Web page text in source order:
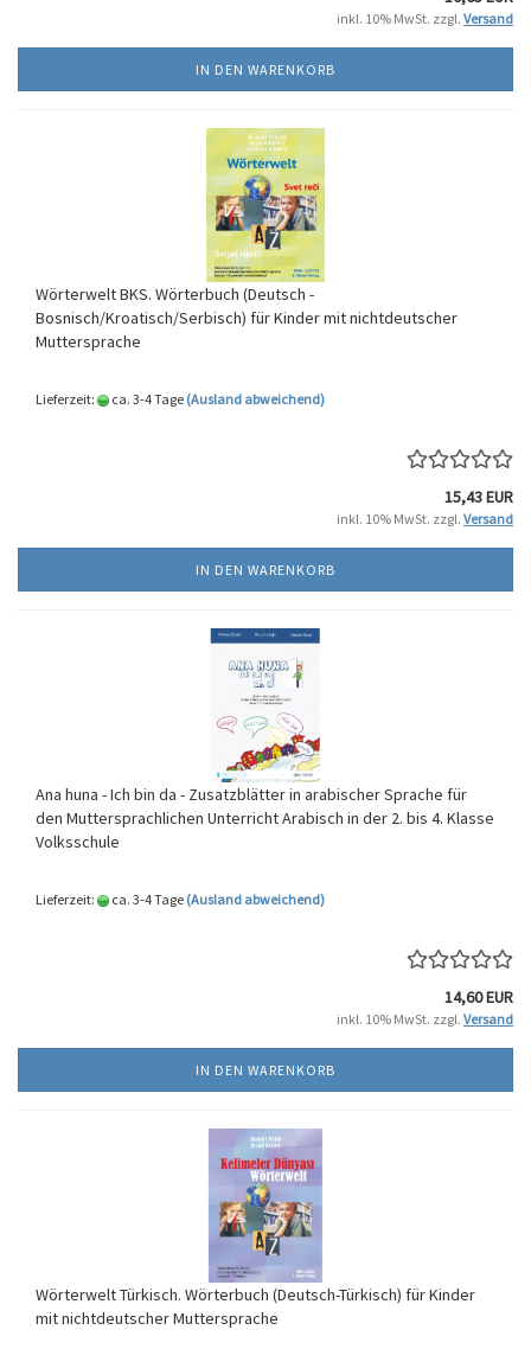
inkl. 10% MwSt. zzgl. Versand
IN DEN WARENKORB
Wörterwelt BKS. Wörterbuch (Deutsch -
Bosnisch/Kroatisch/Serbisch) für Kinder mit nichtdeutscher
Muttersprache
Lieferzeit: ca. 3-4 Tage (Ausland abweichend)
15,43 EUR
inkl. 10% MwSt. zzgl. Versand
IN DEN WARENKORB
Ana huna - Ich bin da - Zusatzblätter in arabischer Sprache für
den Muttersprachlichen Unterricht Arabisch in der 2. bis 4. Klasse
Volksschule
Lieferzeit: ca. 3-4 Tage (Ausland abweichend)
14,60 EUR
inkl. 10% MwSt. zzgl. Versand
IN DEN WARENKORB
Wörterwelt Türkisch. Wörterbuch (Deutsch-Türkisch) für Kinder
mit nichtdeutscher Muttersprache